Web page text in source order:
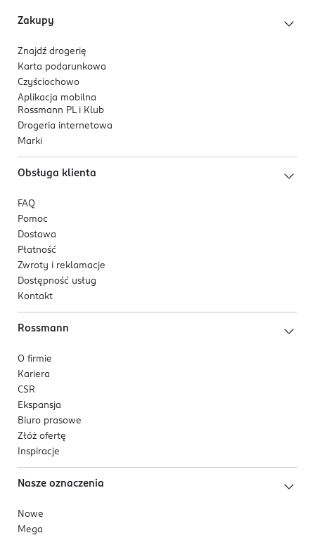
4% niacynamidu
przetłuszczanie się cery i widoczność zmian,
łagodzi podrażnienia, rozjaśnia przebarwienia
potrądzikowe.
Formuła i materiał:
Plasterki wykonane z profesjonalnego hydrokoloidu,
przetestowanego pod kątem skuteczności i
także dla skóry wrażliwej.
Zawartość opakowania:
16 plasterków (gwiazdek).
Zakupy
Znajdź drogerię
Karta podarunkowa
Czyściochowo
Aplikacja mobilna
Rossmann PL i Klub
Drogeria internetowa
Marki
Obsługa klienta
FAQ
Pomoc
Dostawa
Płatność
Zwroty i reklamacje
Dostępność usług
Kontakt
Rossmann
O firmie
Kariera
CSR
Ekspansja
Biuro prasowe
Złóż ofertę
Inspiracje
Nasze oznaczenia
Nowe
Mega